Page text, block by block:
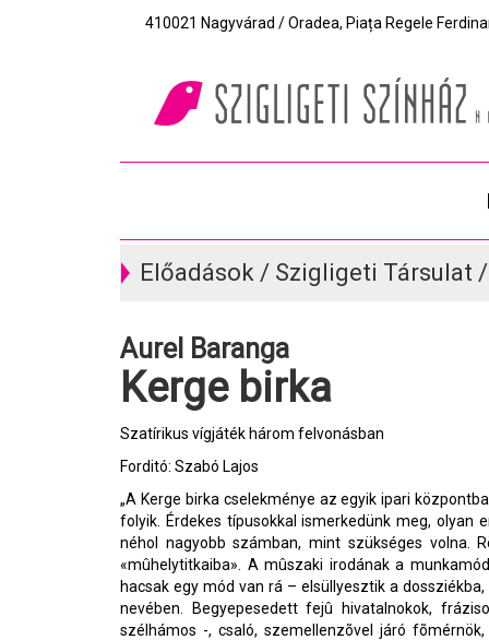
410021 Nagyvárad / Oradea, Piața Regele
Előadások / Szigligeti Társulat
Aurel Baranga
Kerge birka
Szatírikus vígjáték három felvonásban
Forditó: Szabó Lajos
„A Kerge birka cselekménye az egyik ipari
folyik. Érdekes típusokkal ismerkedünk meg, olyan
néhol nagyobb számban, mint szükséges volna.
«mûhelytitkaiba». A mûszaki irodának a
hacsak egy mód van rá – elsüllyesztik a
nevében. Begyepesedett fejû hivatalnokok,
szélhámos -, csaló, szemellenzõvel járó